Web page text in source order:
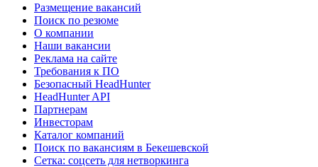
Размещение вакансий
Поиск по резюме
О компании
Наши вакансии
Реклама на сайте
Требования к ПО
Безопасный HeadHunter
HeadHunter API
Партнерам
Инвесторам
Каталог компаний
Поиск по вакансиям в Бекешевской
Сетка: соцсеть для нетворкинга